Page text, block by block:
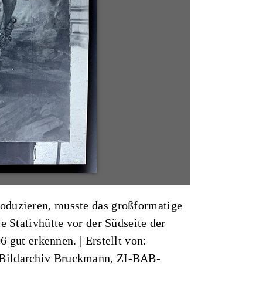
musste das großformatige
Stativhütte vor der Südseite der
gut erkennen. | Erstellt von:
Bruckmann, ZI-BAB-